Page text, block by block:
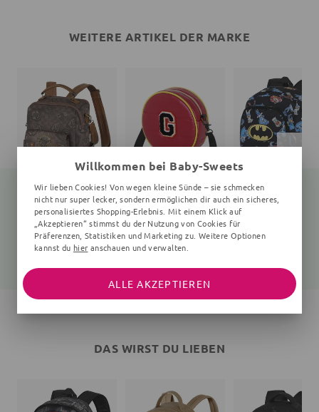
WEITERE ARTIKEL DER MARKE
Rucksack
Handtasche
uni, gelb, schwarz
Rucksack
uni
DAS WIRST DU LIEBEN
Willkommen bei Baby-Sweets
Wir lieben Cookies! Von wegen kleine Sünde – sie schmecken
nicht nur super lecker, sondern ermöglichen dir auch ein sicheres,
personalisiertes Shopping-Erlebnis. Mit einem Klick auf
„Akzeptieren“ stimmst du der Nutzung von Cookies für
Präferenzen, Statistiken und Marketing zu. Weitere Optionen
kannst du hier anschauen und verwalten.
ALLE AKZEPTIEREN